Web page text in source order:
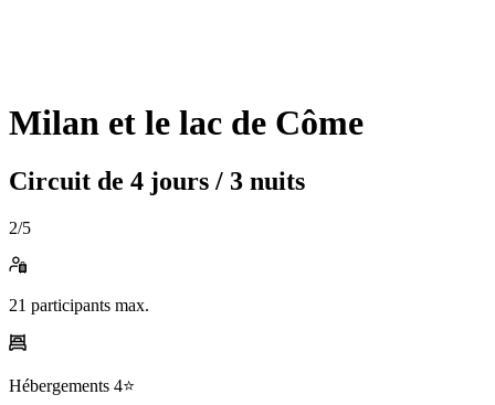
Milan et le lac de Côme
Circuit de 4 jours / 3 nuits
2/5
21 participants max.
Hébergements 4⭐️